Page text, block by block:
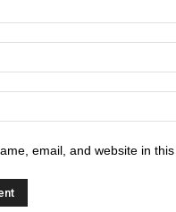
email, and website in